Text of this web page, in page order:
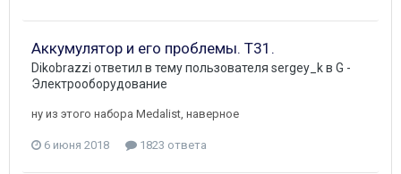
Аккумулятор и его проблемы. Т31.
Dikobrazzi ответил в тему пользователя sergey_kв G -
Электрооборудование
ну из этого набора Medalist, наверное
6 июня 2018 1823 ответа